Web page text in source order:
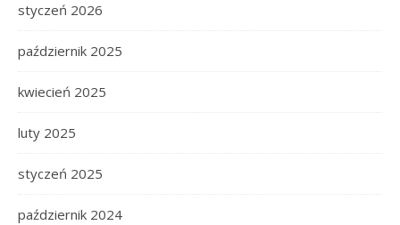
styczeń 2026
październik 2025
kwiecień 2025
luty 2025
styczeń 2025
październik 2024